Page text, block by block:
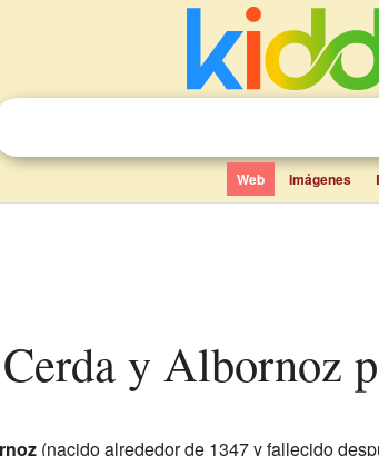
Web Imágenes
Cerda y Albornoz
(nacido alrededor de 1347 y fallecido